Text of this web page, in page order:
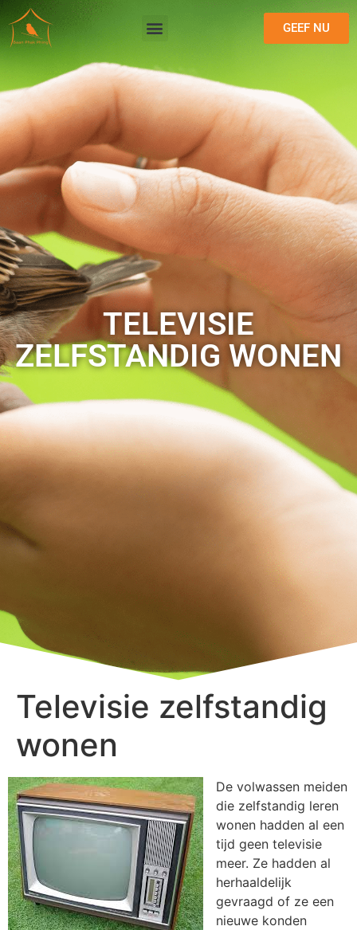
GEEF NU
TELEVISIE
ZELFSTANDIG WONEN
Televisie zelfstandig
wonen
De volwassen meiden
die zelfstandig leren
wonen hadden al een
tijd geen televisie
meer. Ze hadden al
herhaaldelijk
gevraagd of ze een
nieuwe konden